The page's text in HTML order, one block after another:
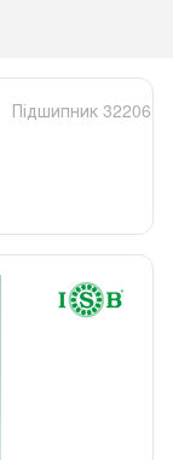
Підшипник 32206